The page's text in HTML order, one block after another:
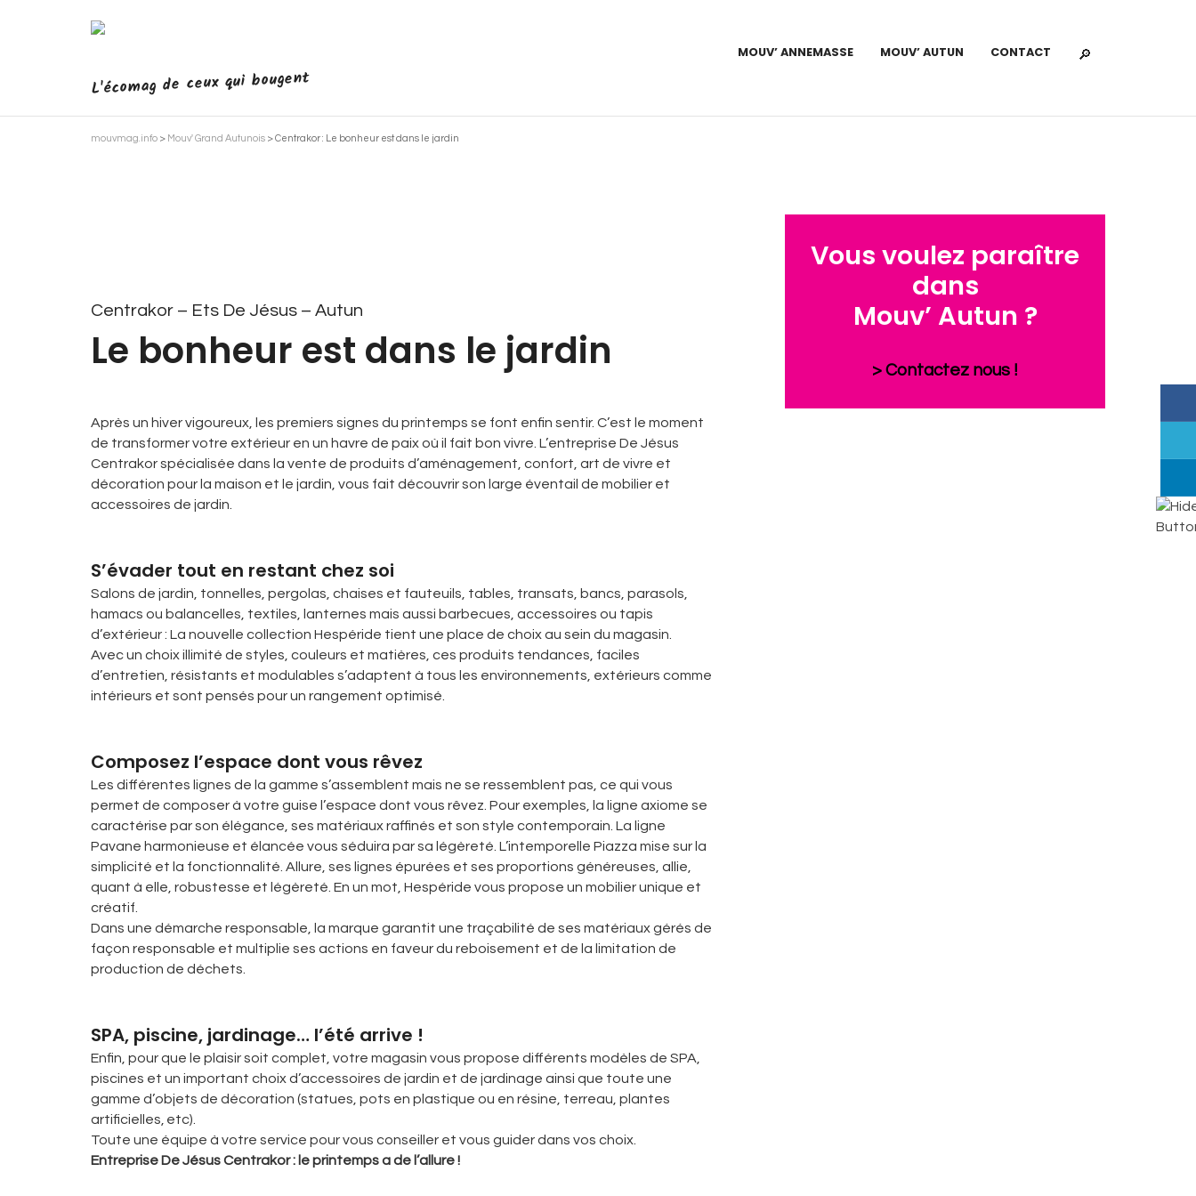
L'écomag de ceux qui bougent
MOUV’ ANNEMASSE MOUV’ AUTUN CONTACT
mouvmag.info > Mouv' Grand Autunois >Centrakor : Le bonheur est dans le jardin
Centrakor – Ets De Jésus – Autun
Le bonheur est dans le jardin
Après un hiver vigoureux, les premiers signes du printemps se font enfin sentir. C’est le moment
de transformer votre extérieur en un havre de paix où il fait bon vivre. L’entreprise De Jésus
Centrakor spécialisée dans la vente de produits d’aménagement, confort, art de vivre et
décoration pour la maison et le jardin, vous fait découvrir son large éventail de mobilier et
accessoires de jardin.
S’évader tout en restant chez soi
Salons de jardin, tonnelles, pergolas, chaises et fauteuils, tables, transats, bancs, parasols,
hamacs ou balancelles, textiles, lanternes mais aussi barbecues, accessoires ou tapis
d’extérieur : La nouvelle collection Hespéride tient une place de choix au sein du magasin.
Avec un choix illimité de styles, couleurs et matières, ces produits tendances, faciles
d’entretien, résistants et modulables s’adaptent à tous les environnements, extérieurs comme
intérieurs et sont pensés pour un rangement optimisé.
Composez l’espace dont vous rêvez
Les différentes lignes de la gamme s’assemblent mais ne se ressemblent pas, ce qui vous
permet de composer à votre guise l’espace dont vous rêvez. Pour exemples, la ligne axiome se
caractérise par son élégance, ses matériaux raffinés et son style contemporain. La ligne
Pavane harmonieuse et élancée vous séduira par sa légèreté. L’intemporelle Piazza mise sur la
simplicité et la fonctionnalité. Allure, ses lignes épurées et ses proportions généreuses, allie,
quant à elle, robustesse et légèreté. En un mot, Hespéride vous propose un mobilier unique et
créatif.
Dans une démarche responsable, la marque garantit une traçabilité de ses matériaux gérés de
façon responsable et multiplie ses actions en faveur du reboisement et de la limitation de
production de déchets.
SPA, piscine, jardinage… l’été arrive !
Enfin, pour que le plaisir soit complet, votre magasin vous propose différents modèles de SPA,
piscines et un important choix d’accessoires de jardin et de jardinage ainsi que toute une
gamme d’objets de décoration (statues, pots en plastique ou en résine, terreau, plantes
artificielles, etc).
Toute une équipe à votre service pour vous conseiller et vous guider dans vos choix.
Entreprise De Jésus Centrakor : le printemps a de l’allure !
Vous voulez paraître
dans
Mouv’ Autun ?
> Contactez nous !